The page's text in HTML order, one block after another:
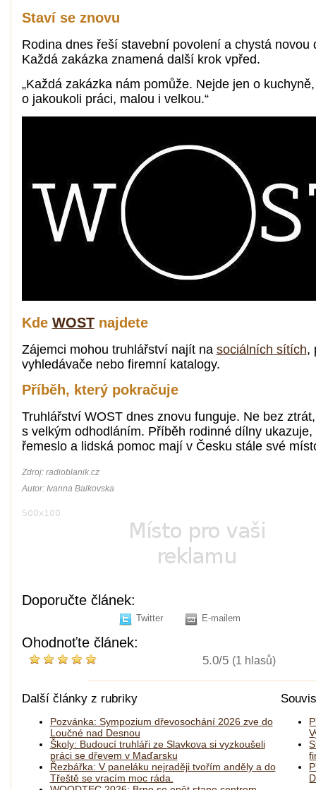
Staví se znovu
Rodina dnes řeší stavební povolení a chystá novou
Každá zakázka znamená další krok vpřed.
„Každá zakázka nám pomůže. Nejde jen o
o jakoukoli práci, malou i velkou.“
Kde WOSTnajdete
Zájemci mohou truhlářství najít na sociálních sítích,
vyhledávače nebo firemní katalogy.
Příběh, který pokračuje
Truhlářství WOST dnes znovu funguje. Ne bez
s velkým odhodláním. Příběh rodinné dílny ukazuje,
řemeslo a lidská pomoc mají v Česku stále své
Zdroj: radioblanik.cz
Autor: Ivanna Balkovska
Doporučte článek:
Twitter E-mailem
Ohodnoťte článek:
5.0/5 (1 hlasů)
Další články z rubriky
Pozvánka: Sympozium dřevosochání 2026 zve do
Loučné nad Desnou
Školy: Budoucí truhláři ze Slavkova si vyzkoušeli
práci se dřevem v Maďarsku
Řezbářka: V paneláku nejraději tvořím anděly a do
Třeště se vracím moc ráda.